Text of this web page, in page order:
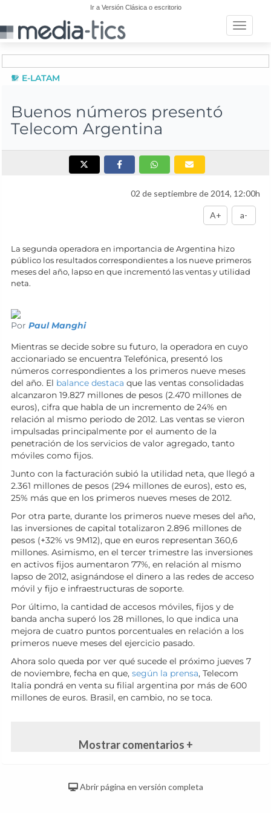
Ir a Versión Clásica o escritorio
Toggle
E-LATAM
Buenos números presentó
Telecom Argentina
02 de septiembre de 2014, 12:00h
A+ a-
La segunda operadora en importancia de Argentina hizo
público los resultados correspondientes a los nueve primeros
meses del año, lapso en que incrementó las ventas y utilidad
neta.
Por Paul Manghi
Mientras se decide sobre su futuro, la operadora en cuyo
accionariado se encuentra Telefónica, presentó los
números correspondientes a los primeros nueve meses
del año. El balance destaca que las ventas consolidadas
alcanzaron 19.827 millones de pesos (2.470 millones de
euros), cifra que habla de un incremento de 24% en
relación al mismo periodo de 2012. Las ventas se vieron
impulsadas principalmente por el aumento de la
penetración de los servicios de valor agregado, tanto
móviles como fijos.
Junto con la facturación subió la utilidad neta, que llegó a
2.361 millones de pesos (294 millones de euros), esto es,
25% más que en los primeros nueves meses de 2012.
Por otra parte, durante los primeros nueve meses del año,
las inversiones de capital totalizaron 2.896 millones de
pesos (+32% vs 9M12), que en euros representan 360,6
millones. Asimismo, en el tercer trimestre las inversiones
en activos fijos aumentaron 77%, en relación al mismo
lapso de 2012, asignándose el dinero a las redes de acceso
móvil y fijo e infraestructuras de soporte.
Por último, la cantidad de accesos móviles, fijos y de
banda ancha superó los 28 millones, lo que indica una
mejora de cuatro puntos porcentuales en relación a los
primeros nueve meses del ejercicio pasado.
Ahora solo queda por ver qué sucede el próximo jueves 7
de noviembre, fecha en que, según la prensa, Telecom
Italia pondrá en venta su filial argentina por más de 600
millones de euros. Brasil, en cambio, no se toca.
Mostrar comentarios +
Abrir página en versión completa